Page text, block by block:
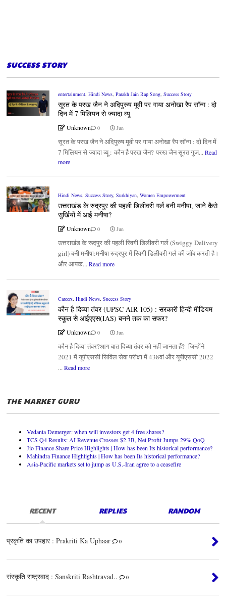
SUCCESS STORY
entertainment, Hindi News, Parakh Jain Rap Song, Success Story
सूरत के परख जैन ने अदिपुरुष मूवी पर गाया अनोखा रैप सॉन्ग : दो
दिन में 7 मिलियन से ज्यादा व्यू
Unknown 0 Jun
सूरत के परख जैन ने अदिपुरुष मूवी पर गाया अनोखा रैप सॉन्ग : दो दिन में
7 मिलियन से ज्यादा व्यू : कौन है परख जैन? परख जैन सूरत गुज... Read
more
Hindi News, Success Story, Surkhiyan, Women Empowerment
उत्तराखंड के रुद्रपुर की पहली डिलीवरी गर्ल बनी मनीषा, जाने कैसे
सुर्खियों में आई मनीषा?
Unknown 0 Jun
उत्तराखंड के रूदपुर की पहली स्विगी डिलीवरी गर्ल (Swiggy Delivery
girl) बनी मनीषा:मनीषा रुद्रपुर में स्विगी डिलीवरी गर्ल की जॉब करती है।
और आपक... Read more
Careers, Hindi News, Success Story
कौन है दिव्या तंवर (UPSC AIR 105) : सरकारी हिन्दी मीडियम
स्कूल से आईएएस(IAS) बनने तक का सफर?
Unknown 0 Jun
कौन है दिव्या तंवर?आग बात दिव्या तंवर को नहीं जानता हैं? जिन्होंने
2021 में यूपीएससी सिविल सेवा परीक्षा में 438वां और यूपीएससी 2022
... Read more
THE MARKET GURU
Vedanta Demerger: when will investors get 4 free shares?
TCS Q4 Results: AI Revenue Crosses $2.3B, Net Profit Jumps 29% QoQ
Jio Finance Share Price Highlights | How has been Its historical performance?
Mahindra Finance Highlights | How has been Its historical performance?
Asia-Pacific markets set to jump as U.S.-Iran agree to a ceasefire
RECENT REPLIES RANDOM
प्रकृति का उपहार : Prakriti Ka Uphaar 0
संस्कृति राष्ट्रवाद : Sanskriti Rashtravad.. 0